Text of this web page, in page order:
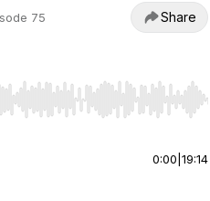
75 Share
End to jump to start or end.
0:00 19:14